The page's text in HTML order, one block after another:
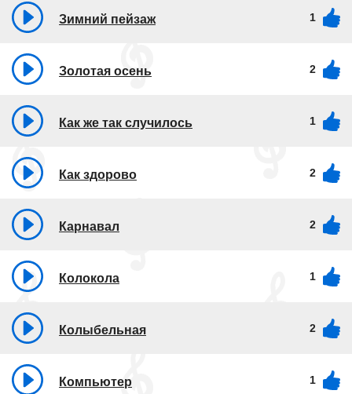
Зимний пейзаж 1
Золотая осень 2
Как же так случилось 1
Как здорово 2
Карнавал 2
Колокола 1
Колыбельная 2
Компьютер 1